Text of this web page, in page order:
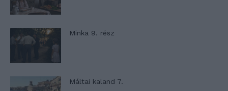
Minka 9. rész
Máltai kaland 7.